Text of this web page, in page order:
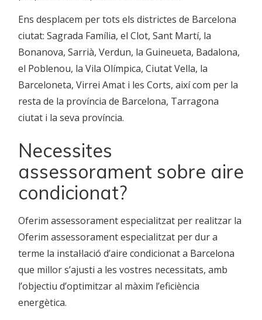
Ens desplacem per tots els districtes de Barcelona
ciutat: Sagrada Família, el Clot, Sant Martí, la
Bonanova, Sarrià, Verdun, la Guineueta, Badalona,
el Poblenou, la Vila Olímpica, Ciutat Vella, la
Barceloneta, Virrei Amat i les Corts, així com per la
resta de la província de Barcelona, Tarragona
ciutat i la seva província.
Necessites
assessorament sobre aire
condicionat?
Oferim assessorament especialitzat per realitzar la
Oferim assessorament especialitzat per dur a
terme la instal·lació d’aire condicionat a Barcelona
que millor s’ajusti a les vostres necessitats, amb
l’objectiu d’optimitzar al màxim l’eficiència
energètica.